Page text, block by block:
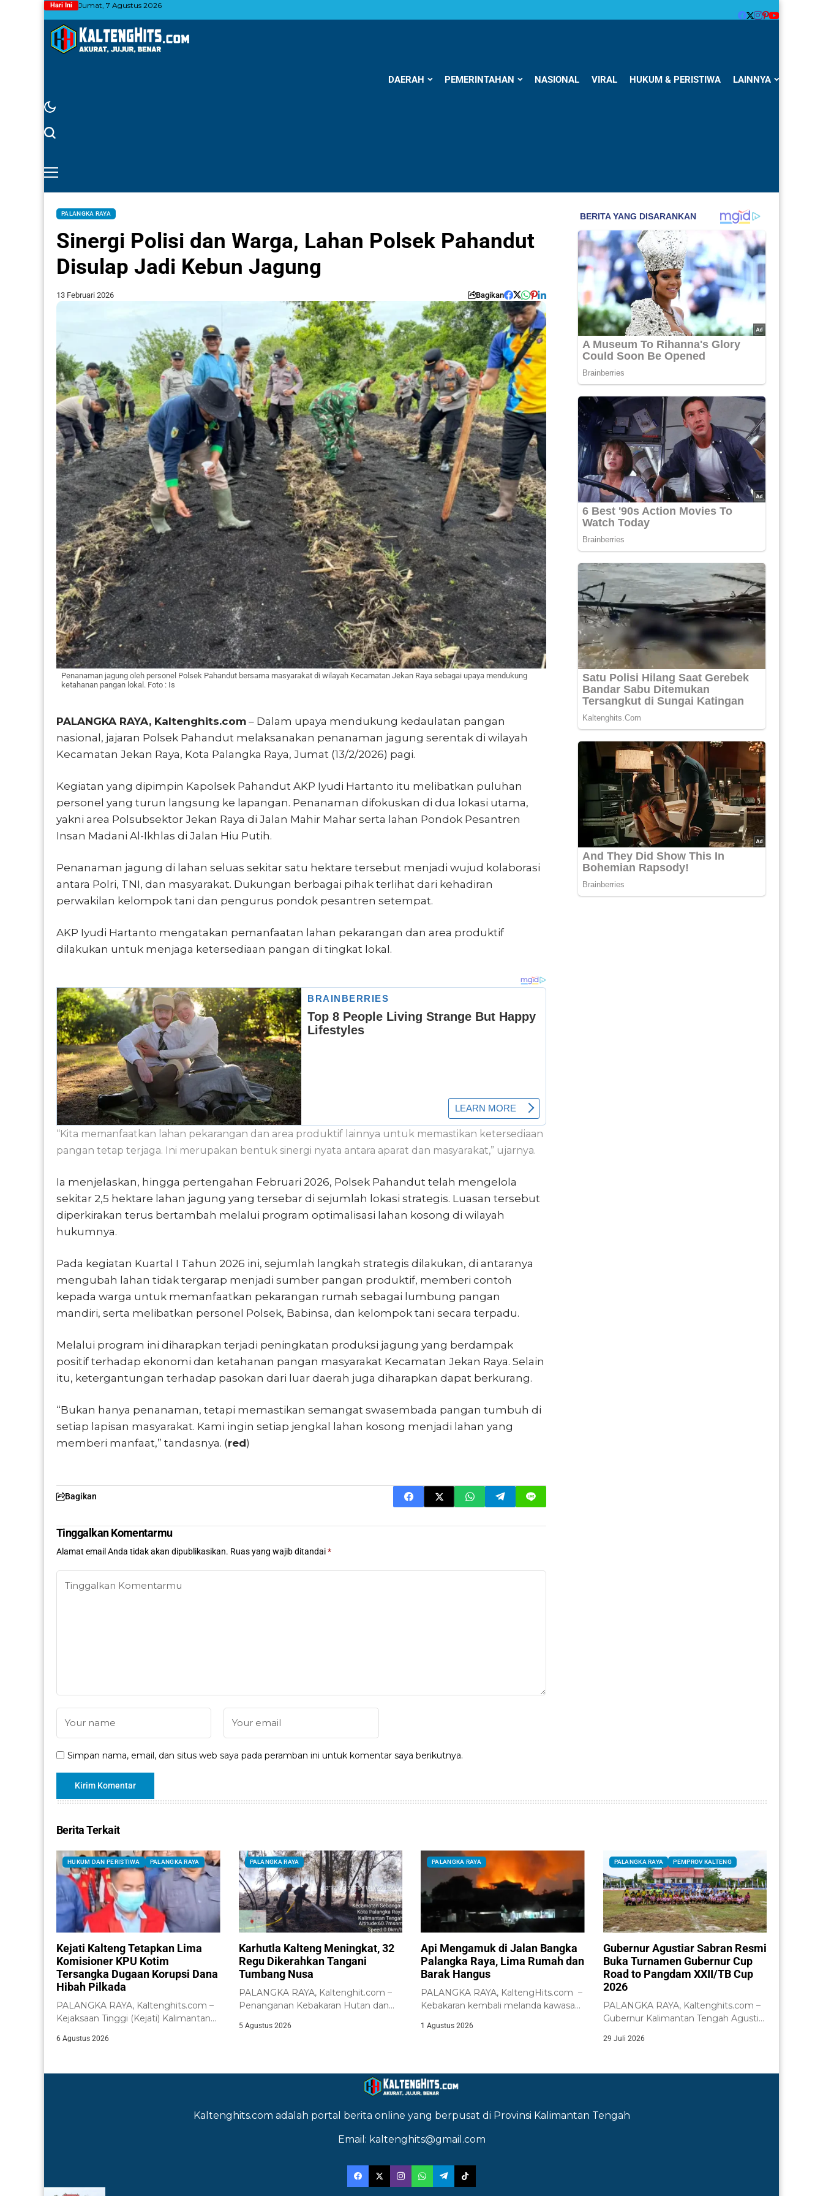
Hari Ini Jumat, 7 Agustus 2026
DAERAH PEMERINTAHAN NASIONAL VIRAL HUKUM & PERISTIWA LAINNYA
PALANGKA RAYA
Sinergi Polisi dan Warga, Lahan Polsek Pahandut
Disulap Jadi Kebun Jagung
13 Februari 2026 Bagikan
Penanaman jagung oleh personel Polsek Pahandut bersama masyarakat di wilayah Kecamatan Jekan Raya sebagai upaya mendukung
ketahanan pangan lokal. Foto : Is
PALANGKA RAYA, Kaltenghits.com – Dalam upaya mendukung kedaulatan pangan
nasional, jajaran Polsek Pahandut melaksanakan penanaman jagung serentak di wilayah
Kecamatan Jekan Raya, Kota Palangka Raya, Jumat (13/2/2026) pagi.
Kegiatan yang dipimpin Kapolsek Pahandut AKP Iyudi Hartanto itu melibatkan puluhan
personel yang turun langsung ke lapangan. Penanaman difokuskan di dua lokasi utama,
yakni area Polsubsektor Jekan Raya di Jalan Mahir Mahar serta lahan Pondok Pesantren
Insan Madani Al-Ikhlas di Jalan Hiu Putih.
Penanaman jagung di lahan seluas sekitar satu hektare tersebut menjadi wujud kolaborasi
antara Polri, TNI, dan masyarakat. Dukungan berbagai pihak terlihat dari kehadiran
perwakilan kelompok tani dan pengurus pondok pesantren setempat.
AKP Iyudi Hartanto mengatakan pemanfaatan lahan pekarangan dan area produktif
dilakukan untuk menjaga ketersediaan pangan di tingkat lokal.
“Kita memanfaatkan lahan pekarangan dan area produktif lainnya untuk memastikan ketersediaan
pangan tetap terjaga. Ini merupakan bentuk sinergi nyata antara aparat dan masyarakat,” ujarnya.
Ia menjelaskan, hingga pertengahan Februari 2026, Polsek Pahandut telah mengelola
sekitar 2,5 hektare lahan jagung yang tersebar di sejumlah lokasi strategis. Luasan tersebut
diperkirakan terus bertambah melalui program optimalisasi lahan kosong di wilayah
hukumnya.
Pada kegiatan Kuartal I Tahun 2026 ini, sejumlah langkah strategis dilakukan, di antaranya
mengubah lahan tidak tergarap menjadi sumber pangan produktif, memberi contoh
kepada warga untuk memanfaatkan pekarangan rumah sebagai lumbung pangan
mandiri, serta melibatkan personel Polsek, Babinsa, dan kelompok tani secara terpadu.
Melalui program ini diharapkan terjadi peningkatan produksi jagung yang berdampak
positif terhadap ekonomi dan ketahanan pangan masyarakat Kecamatan Jekan Raya. Selain
itu, ketergantungan terhadap pasokan dari luar daerah juga diharapkan dapat berkurang.
“Bukan hanya penanaman, tetapi memastikan semangat swasembada pangan tumbuh di
setiap lapisan masyarakat. Kami ingin setiap jengkal lahan kosong menjadi lahan yang
memberi manfaat,” tandasnya. (red)
Bagikan
Tinggalkan Komentarmu
Alamat email Anda tidak akan dipublikasikan. Ruas yang wajib ditandai*
Simpan nama, email, dan situs web saya pada peramban ini untuk komentar saya berikutnya.
Berita Terkait
HUKUM DAN PERISTIWA PALANGKA RAYA
Kejati Kalteng Tetapkan Lima
Komisioner KPU Kotim
Tersangka Dugaan Korupsi Dana
Hibah Pilkada
PALANGKA RAYA, Kaltenghits.com –
Kejaksaan Tinggi (Kejati) Kalimantan
komisioner...
6 Agustus 2026
PALANGKA RAYA
Karhutla Kalteng Meningkat, 32
Regu Dikerahkan Tangani
Tumbang Nusa
PALANGKA RAYA, Kaltenghit.com –
Penanganan Kebakaran Hutan dan
5 Agustus 2026
PALANGKA RAYA
Api Mengamuk di Jalan Bangka
Palangka Raya, Lima Rumah dan
Barak Hangus
PALANGKA RAYA, KaltengHits.com –
Kebakaran kembali melanda kawasan
1 Agustus 2026
PALANGKA RAYA PEMPROV KALTENG
Gubernur Agustiar Sabran Resmi
Buka Turnamen Gubernur Cup
Road to Pangdam XXII/TB Cup
2026
PALANGKA RAYA, Kaltenghits.com –
Gubernur Kalimantan Tengah Agustiar
29 Juli 2026
Kaltenghits.com adalah portal berita online yang berpusat di Provinsi Kalimantan Tengah
Email: kaltenghits@gmail.com